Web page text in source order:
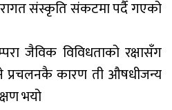
संस्कृति संकटमा पर्दै गएको
जैविक विविधताको रक्षासँग
प्रचलनकै कारण ती औषधीजन्य
भयो